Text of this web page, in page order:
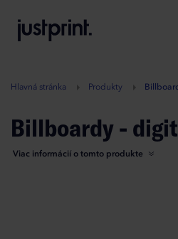
A
Hlavná stránka Produkty
Billboardy -
Viac informácií o tomto produkte